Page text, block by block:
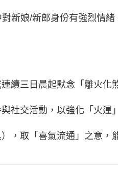
新娘/新郎身份有強烈情
續三日晨起默念「離火化
社交活動，以強化「火運
，取「喜氣流通」之意，